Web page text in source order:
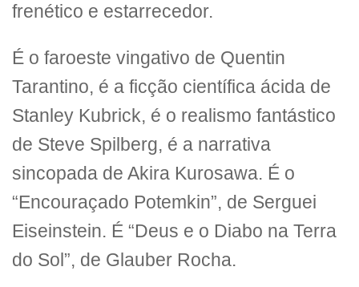
frenético e estarrecedor.
É o faroeste vingativo de Quentin
Tarantino, é a ficção científica ácida de
Stanley Kubrick, é o realismo fantástico
de Steve Spilberg, é a narrativa
sincopada de Akira Kurosawa. É o
“Encouraçado Potemkin”, de Serguei
Eiseinstein. É “Deus e o Diabo na Terra
do Sol”, de Glauber Rocha.